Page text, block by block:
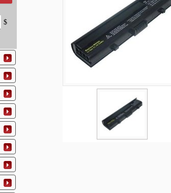
$